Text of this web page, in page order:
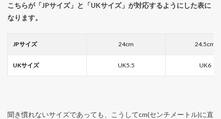
こちらが「JPサイズ」と「UKサイズ」が対応するようにした表に
なります。
JPサイズ 24cm 24.5cm
UKサイズ UK5.5 UK6
聞き慣れないサイズであっても、こうしてcm(センチメートル)に直